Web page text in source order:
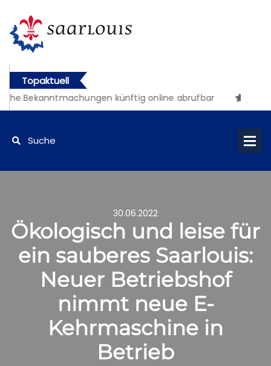
Topaktuell
Bekanntmachungen künftig online abrufbar
30.06.2022
Ökologisch und leise für
ein sauberes Saarlouis:
Neuer Betriebshof
nimmt neue E-
Kehrmaschine in
Betrieb